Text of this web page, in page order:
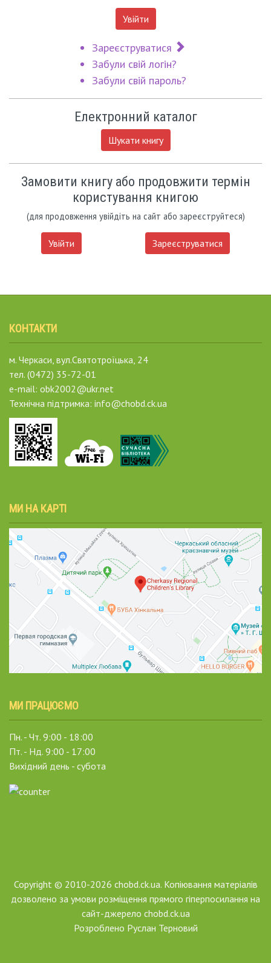
Увійти
Зареєструватися
Забули свій логін?
Забули свій пароль?
Електронний каталог
Шукати книгу
Замовити книгу або продовжити термін
користування книгою
(для продовження увійдіть на сайт або зареєструйтеся)
Увійти Зареєструватися
КОНТАКТИ
м. Черкаси, вул.Святотроїцька, 24
тел. (0472) 35-72-01
e-mail: obk2002@ukr.net
Технічна підтримка: info@chobd.ck.ua
МИ НА КАРТІ
МИ ПРАЦЮЄМО
Пн. - Чт. 9:00 - 18:00
Пт. - Нд. 9:00 - 17:00
Вихідний день - субота
Copyright © 2010-2026 chobd.ck.ua. Копіювання матеріалів
дозволено за умови розміщення прямого гіперпосилання на
сайт-джерело chobd.ck.ua
Розроблено Руслан Терновий